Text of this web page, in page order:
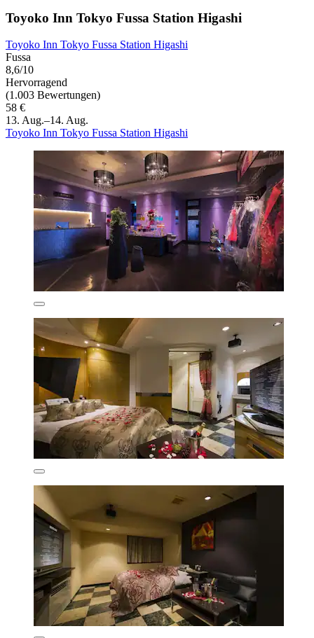
Toyoko Inn Tokyo Fussa Station Higashi
Toyoko Inn Tokyo Fussa Station Higashi
Fussa
8,6/10
Hervorragend
(1.003 Bewertungen)
58 €
13. Aug.–14. Aug.
Toyoko Inn Tokyo Fussa Station Higashi